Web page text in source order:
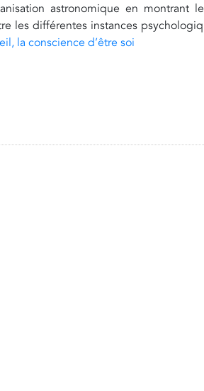
astronomique en montrant
les différentes instances
la conscience d’être soi